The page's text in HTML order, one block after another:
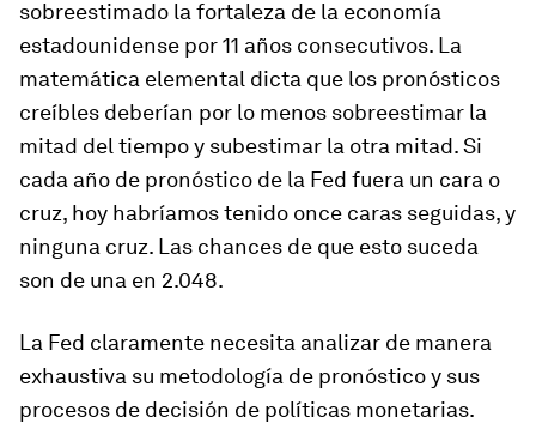
sobreestimado la fortaleza de la economía
estadounidense por 11 años consecutivos. La
matemática elemental dicta que los pronósticos
creíbles deberían por lo menos sobreestimar la
mitad del tiempo y subestimar la otra mitad. Si
cada año de pronóstico de la Fed fuera un cara o
cruz, hoy habríamos tenido once caras seguidas, y
ninguna cruz. Las chances de que esto suceda
son de una en 2.048.
La Fed claramente necesita analizar de manera
exhaustiva su metodología de pronóstico y sus
procesos de decisión de políticas monetarias.